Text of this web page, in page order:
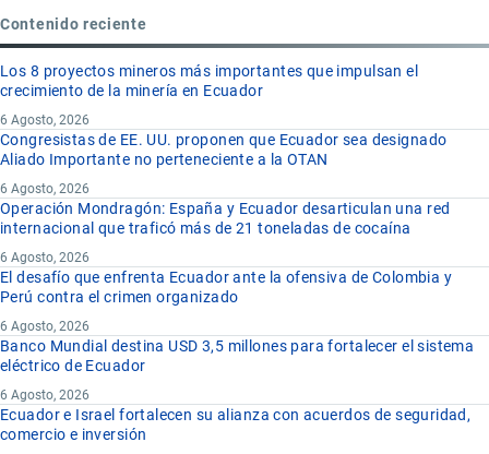
Contenido reciente
Los 8 proyectos mineros más importantes que impulsan el
crecimiento de la minería en Ecuador
6 Agosto, 2026
Congresistas de EE. UU. proponen que Ecuador sea designado
Aliado Importante no perteneciente a la OTAN
6 Agosto, 2026
Operación Mondragón: España y Ecuador desarticulan una red
internacional que traficó más de 21 toneladas de cocaína
6 Agosto, 2026
El desafío que enfrenta Ecuador ante la ofensiva de Colombia y
Perú contra el crimen organizado
6 Agosto, 2026
Banco Mundial destina USD 3,5 millones para fortalecer el sistema
eléctrico de Ecuador
6 Agosto, 2026
Ecuador e Israel fortalecen su alianza con acuerdos de seguridad,
comercio e inversión